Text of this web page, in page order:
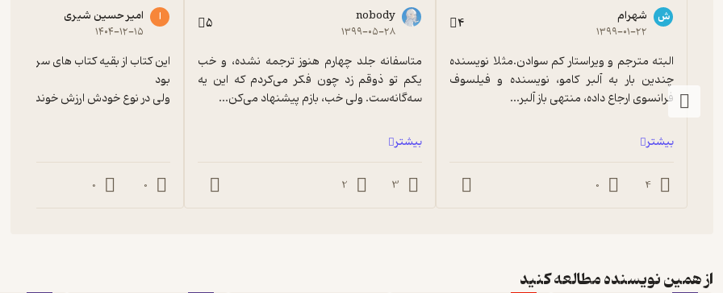
ش شهرام
۱۳۹۹-۰۱-۲۲ 4
فرانسوی ارجاع داده، منتهی باز آلبر...
بیشتر
4
0
nobody
۱۳۹۹-۰۵-۲۸ 5
سه‌گانه‌ست. ولی خب، بازم پیشنهاد می‌کن...
بیشتر
3
2
ا امیر حسین شیری
۱۴۰۴-۱۲-۱۵
ولی در نوع خودش ارزش خوندن داره
0
0
از همین نویسنده مطالعه کنید